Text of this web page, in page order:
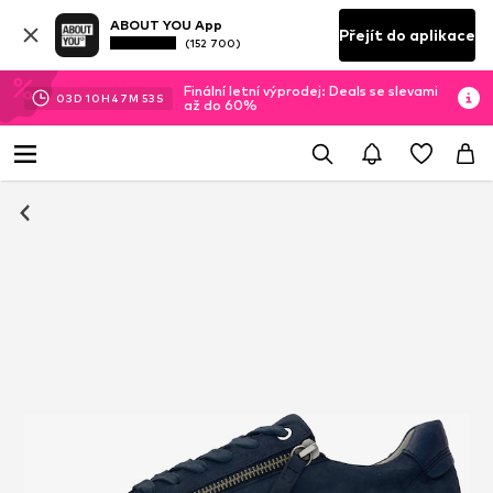
ABOUT YOU App
(152 700) Přejít do aplikace
03D 10H 47M 53 S
Finální letní výprodej: Deals se slevami
až do 60%